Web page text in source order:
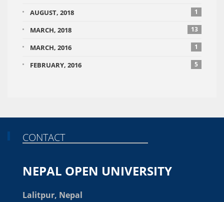
AUGUST, 2018 1
MARCH, 2018 13
MARCH, 2016 1
FEBRUARY, 2016 5
CONTACT
NEPAL OPEN UNIVERSITY
Lalitpur, Nepal